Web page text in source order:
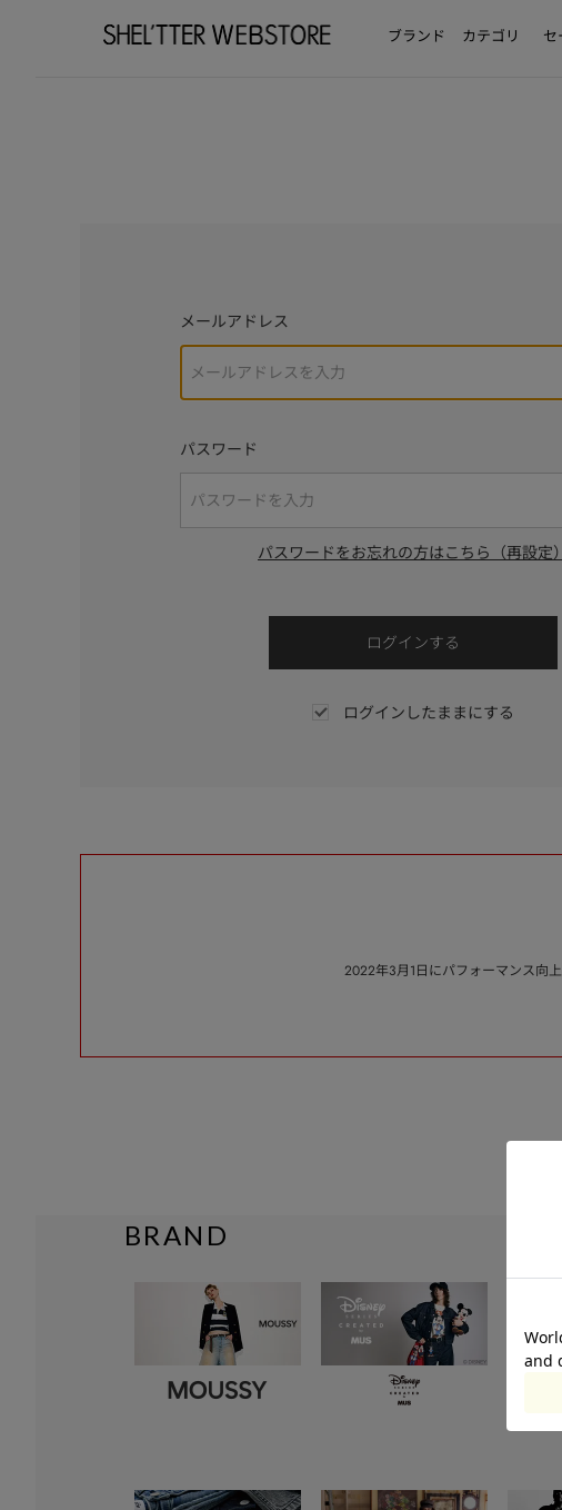
ブランド カテゴリ セ
メールアドレス
パスワード
パスワードをお忘れの方はこちら（再設定）
ログインしたままにする
2022年3月1日にパフォーマンス向
BRAND